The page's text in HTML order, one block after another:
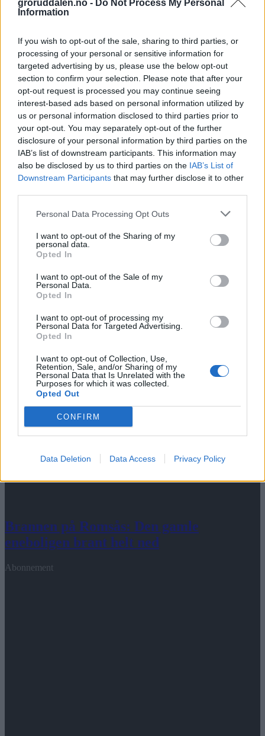
groruddalen.no - Do Not Process My Personal
Information
If you wish to opt-out of the sale, sharing to third parties, or
processing of your personal or sensitive information for
targeted advertising by us, please use the below opt-out
section to confirm your selection. Please note that after your
opt-out request is processed you may continue seeing
interest-based ads based on personal information utilized by
us or personal information disclosed to third parties prior to
your opt-out. You may separately opt-out of the further
disclosure of your personal information by third parties on the
IAB’s list of downstream participants. This information may
also be disclosed by us to third parties on the IAB’s List of
Downstream Participants that may further disclose it to other
Personal Data Processing Opt Outs
I want to opt-out of the Sharing of my
personal data.
Opted In
I want to opt-out of the Sale of my
Personal Data.
Opted In
I want to opt-out of processing my
Personal Data for Targeted Advertising.
Opted In
I want to opt-out of Collection, Use,
Retention, Sale, and/or Sharing of my
Personal Data that Is Unrelated with the
Purposes for which it was collected.
Opted Out
CONFIRM
Data Deletion Data Access Privacy Policy
Meld deg på
Play
Logg inn
Har du ikke abonnement?
Prøv avisa i 5 uker for bare 5 kroner
Du får tilgang til alt på Groruddalen.no – også eAvisen vår!
Husk å laste ned appen vår «Groruddalen» for best mulig
leseopplevelse.
Kjøp
Sport
På forsiden nå
Brannen på Romsås: Den gamle
eneboligen brant helt ned
Abonnement